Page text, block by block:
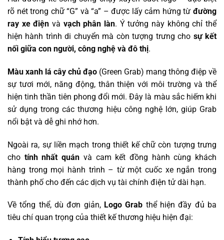
rõ nét trong chữ “G” và “a” – được lấy cảm hứng từ đường
ray xe điện và vạch phân làn. Ý tưởng này không chỉ thể
hiện hành trình di chuyển mà còn tượng trưng cho sự kết
nối giữa con người, công nghệ và đô thị.
Màu xanh lá cây chủ đạo (Green Grab) mang thông điệp về
sự tươi mới, năng động, thân thiện với môi trường và thể
hiện tinh thần tiên phong đổi mới. Đây là màu sắc hiếm khi
sử dụng trong các thương hiệu công nghệ lớn, giúp Grab
nổi bật và dễ ghi nhớ hơn.
Ngoài ra, sự liền mạch trong thiết kế chữ còn tượng trưng
cho tính nhất quán và cam kết đồng hành cùng khách
hàng trong mọi hành trình – từ một cuốc xe ngắn trong
thành phố cho đến các dịch vụ tài chính điện tử dài hạn.
Về tổng thể, dù đơn giản, Logo Grab thể hiện đầy đủ ba
tiêu chí quan trọng của thiết kế thương hiệu hiện đại: